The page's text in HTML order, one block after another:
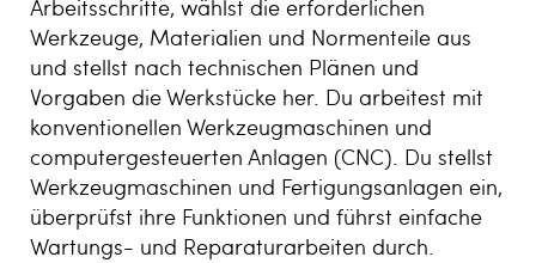
Arbeitsschritte, wählst die erforderlichen
Werkzeuge, Materialien und Normenteile aus
und stellst nach technischen Plänen und
Vorgaben die Werkstücke her. Du arbeitest mit
konventionellen Werkzeugmaschinen und
computergesteuerten Anlagen (CNC). Du stellst
Werkzeugmaschinen und Fertigungsanlagen ein,
überprüfst ihre Funktionen und führst einfache
Wartungs- und Reparaturarbeiten durch.